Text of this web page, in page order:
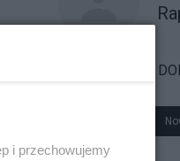
...I Z
i przechowujemy